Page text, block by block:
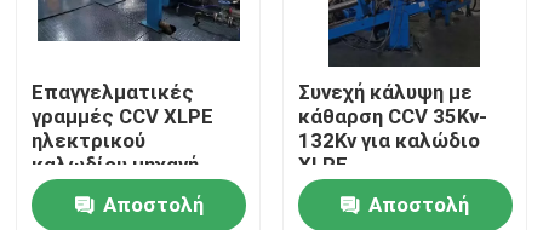
Επισκεψή εργοστασίου
Έλεγχος ποιότητας
Επαγγελματικές
γραμμές CCV XLPE
ηλεκτρικού
καλωδίου μηχανή
extruder
Αποστολή
Συνεχή κάλυψη με
κάθαρση CCV 35Kv-
132Kv για καλώδιο
XLPE
Αποστολή